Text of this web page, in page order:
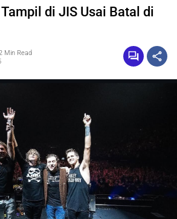
di JIS Usai Batal di
Min Read